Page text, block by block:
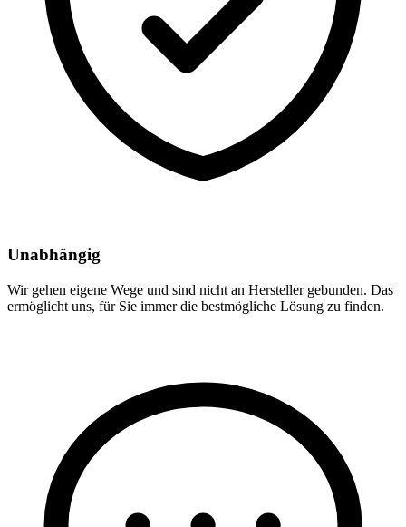
Unabhängig
Wir gehen eigene Wege und sind nicht an Hersteller gebunden. Das
ermöglicht uns, für Sie immer die bestmögliche Lösung zu finden.